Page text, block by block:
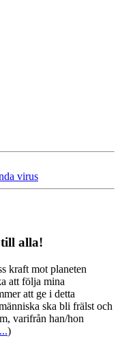
virus
alla!
kraft mot planeten
att följa mina
att ge i detta
ska bli frälst och
varifrån han/hon
)